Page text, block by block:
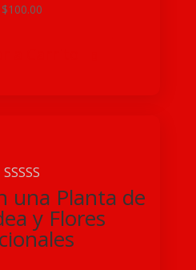
$100.00
una Planta de
y Flores